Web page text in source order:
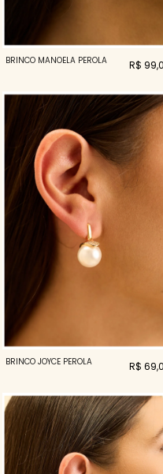
BRINCO MANOELA PEROLA R$
BRINCO JOYCE PEROLA R$